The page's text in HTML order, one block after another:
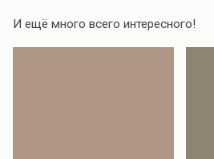
И ещё много всего интересного!